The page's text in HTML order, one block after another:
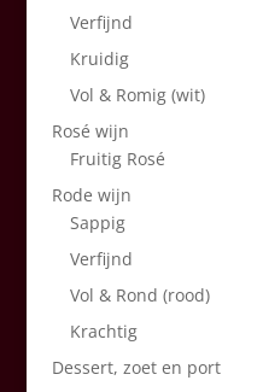
Verfijnd
Kruidig
Vol & Romig (wit)
Rosé wijn
Fruitig Rosé
Rode wijn
Sappig
Verfijnd
Vol & Rond (rood)
Krachtig
Dessert, zoet en port